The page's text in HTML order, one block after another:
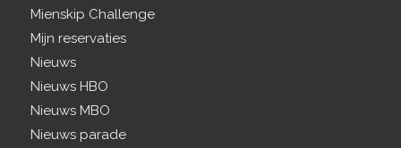
Mienskip Challenge
Mijn reservaties
Nieuws
Nieuws HBO
Nieuws MBO
Nieuws parade